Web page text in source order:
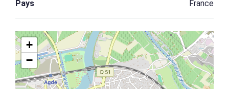
Pays France
+
−